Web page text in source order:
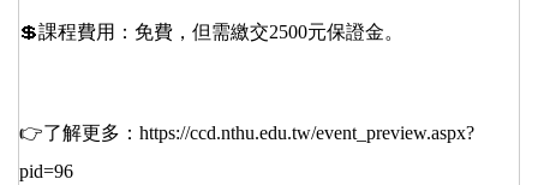
💲課程費用：免費，但需繳交2500元保證金。
👉了解更多： https://ccd.nthu.edu.tw/event_preview.aspx?
pid=96